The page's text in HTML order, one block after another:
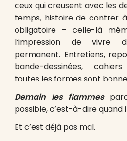
ceux qui creusent avec les
temps, histoire de contrer
obligatoire – celle-là
l’impression de vivre
permanent. Entretiens,
bande-dessinées,
toutes les formes sont
Demain les flammes
possible, c’est-à-dire quand
Et c’est déjà pas mal.